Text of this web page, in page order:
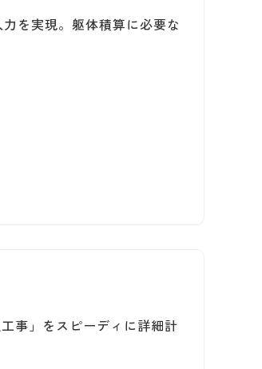
を実現。躯体積算に必要な
事」をスピーディに詳細計